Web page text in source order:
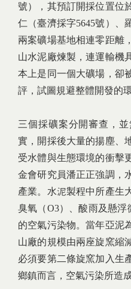
號），其預訂開採位置位
仁（臺濟採字5645號）、
兩案礦場基地相連零距離
山水泥廠煉製，連運輸機
本上是同一個大礦場，卻
評，試圖規避整體開發的
三個採礦案分開審查，
實，開採後大量的揚塵、
受水體與生態環境的衝擊
金會研究員潘正正強調，
產業。水泥製程中所產生
臭氧（O3）、酸雨及懸浮
的空氣污染物。當年亞泥
山廠的規模由兩座旋窯縮
必須要第二條旋窯加入生
鄉鎮而言，空氣污染所造